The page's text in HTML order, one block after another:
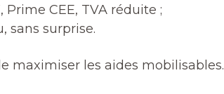
Prime CEE, TVA réduite ;
sans surprise.
maximiser les aides mobilisables.